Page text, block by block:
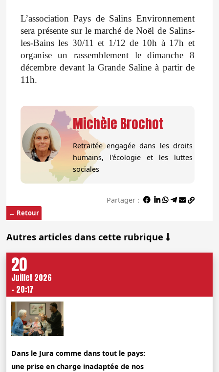
← Retour
L’association Pays de Salins Environnement
sera présente sur le marché de Noël de Salins-
les-Bains les 30/11 et 1/12 de 10h à 17h et
organise un rassemblement le dimanche 8
décembre devant la Grande Saline à partir de
11h.
Michèle Brochot
Retraitée engagée dans les droits
humains, l'écologie et les luttes
sociales
Partager :
Autres articles dans cette rubrique
20
Juillet 2026
- 20:17
Dans le Jura comme dans tout le pays:
une prise en charge inadaptée de nos